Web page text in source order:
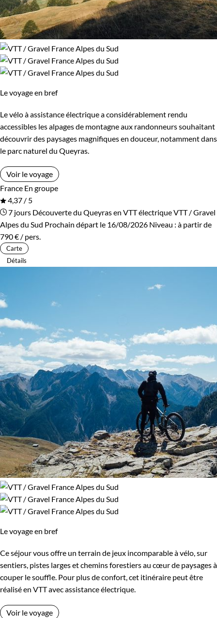
Le voyage en bref
Le vélo à assistance électrique a considérablement rendu
accessibles les alpages de montagne aux randonneurs souhaitant
découvrir des paysages magnifiques en douceur, notamment dans
le parc naturel du Queyras.
Voir le voyage
France En groupe
4,37 / 5
7 jours Découverte du Queyras en VTT électriqueVTT / Gravel
Alpes du Sud Prochain départ le 16/08/2026 Niveau : à partir de
790 € / pers.
Carte
Détails
Le voyage en bref
Ce séjour vous offre un terrain de jeux incomparable à vélo, sur
sentiers, pistes larges et chemins forestiers au cœur de paysages à
couper le souffle. Pour plus de confort, cet itinéraire peut être
réalisé en VTT avec assistance électrique.
Voir le voyage